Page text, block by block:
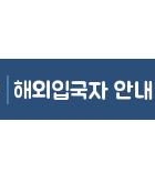
해외입국자 안내